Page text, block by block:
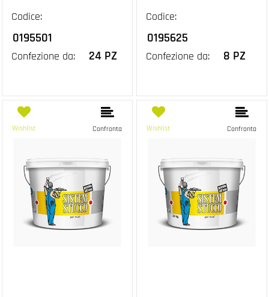
Codice:
0195501
Confezione da: 24 PZ
Codice:
0195625
Confezione da: 8 PZ
Wishlist Confronta Wishlist Confronta